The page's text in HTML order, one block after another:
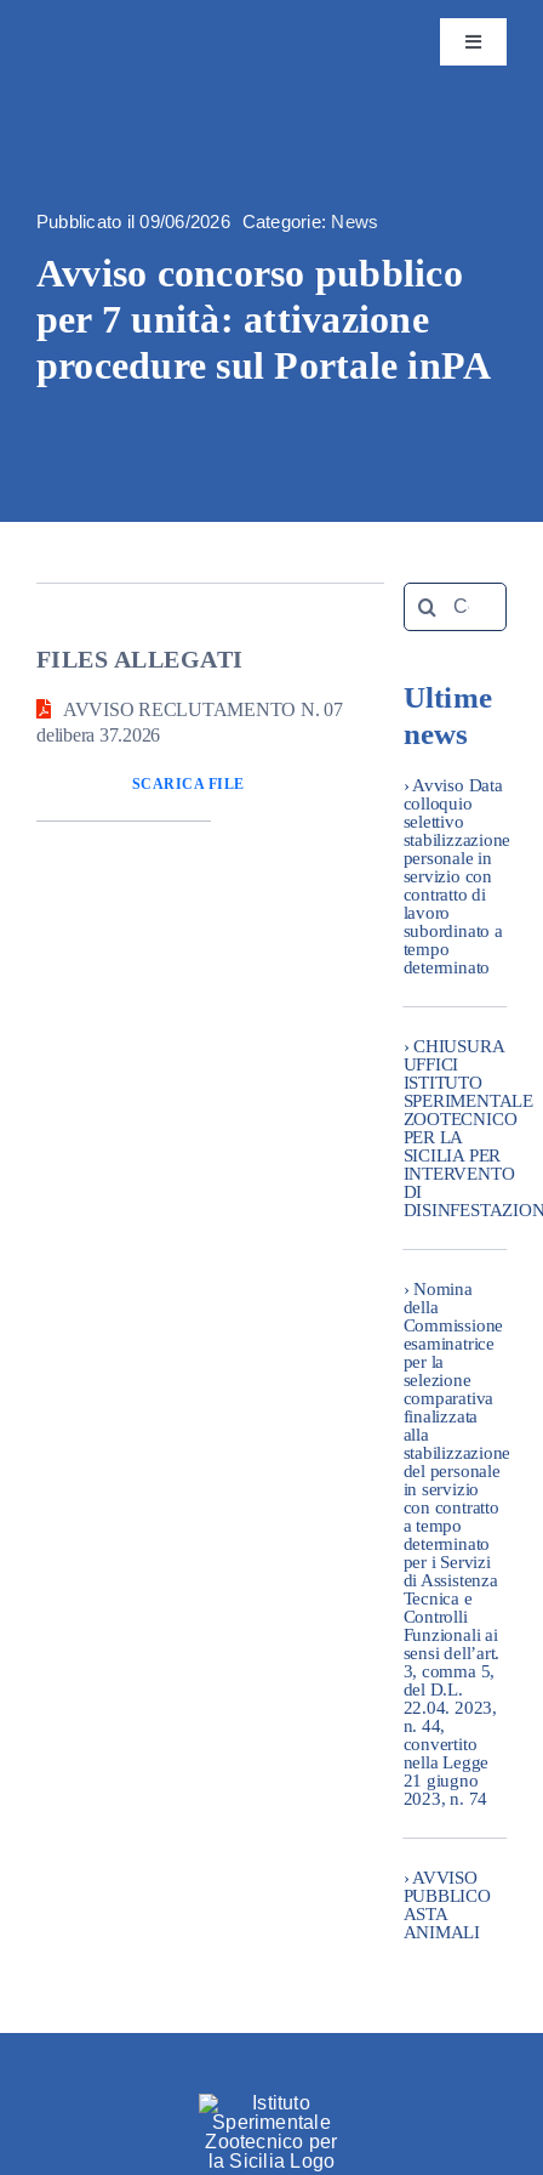
Toggle
Amm.
Pubblicato il 09/06/2026 Categorie: News
Avviso concorso pubblico
per 7 unità: attivazione
procedure sul Portale inPA
FILES ALLEGATI
AVVISO RECLUTAMENTO N. 07
delibera 37.2026
SCARICA FILE
Search
for:
Ultime
news
› Avviso Data
colloquio
selettivo
stabilizzazione
personale in
servizio con
contratto di
lavoro
subordinato a
tempo
determinato
› CHIUSURA
UFFICI
ISTITUTO
SPERIMENTALE
ZOOTECNICO
PER LA
SICILIA PER
INTERVENTO
DI
› Nomina
della
Commissione
esaminatrice
per la
selezione
comparativa
finalizzata
alla
stabilizzazione
del personale
in servizio
con contratto
a tempo
determinato
per i Servizi
di Assistenza
Tecnica e
Controlli
Funzionali ai
sensi dell’art.
3, comma 5,
del D.L.
22.04. 2023,
n. 44,
convertito
nella Legge
21 giugno
2023, n. 74
› AVVISO
PUBBLICO
ASTA
ANIMALI